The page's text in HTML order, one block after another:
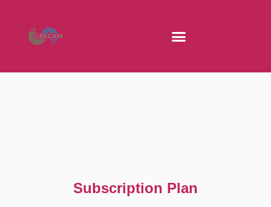
Subscription Plan